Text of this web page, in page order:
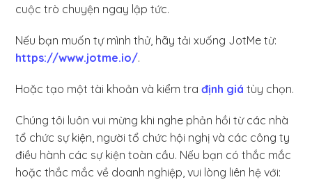
cuộc trò chuyện ngay lập tức.
Nếu bạn muốn tự mình thử, hãy tải xuống JotMe từ:
https://www.jotme.io/.
Hoặc tạo một tài khoản và kiểm trađịnh giá tùy chọn.
Chúng tôi luôn vui mừng khi nghe phản hồi từ các nhà
tổ chức sự kiện, người tổ chức hội nghị và các công ty
điều hành các sự kiện toàn cầu. Nếu bạn có thắc mắc
hoặc thắc mắc về doanh nghiệp, vui lòng liên hệ với: